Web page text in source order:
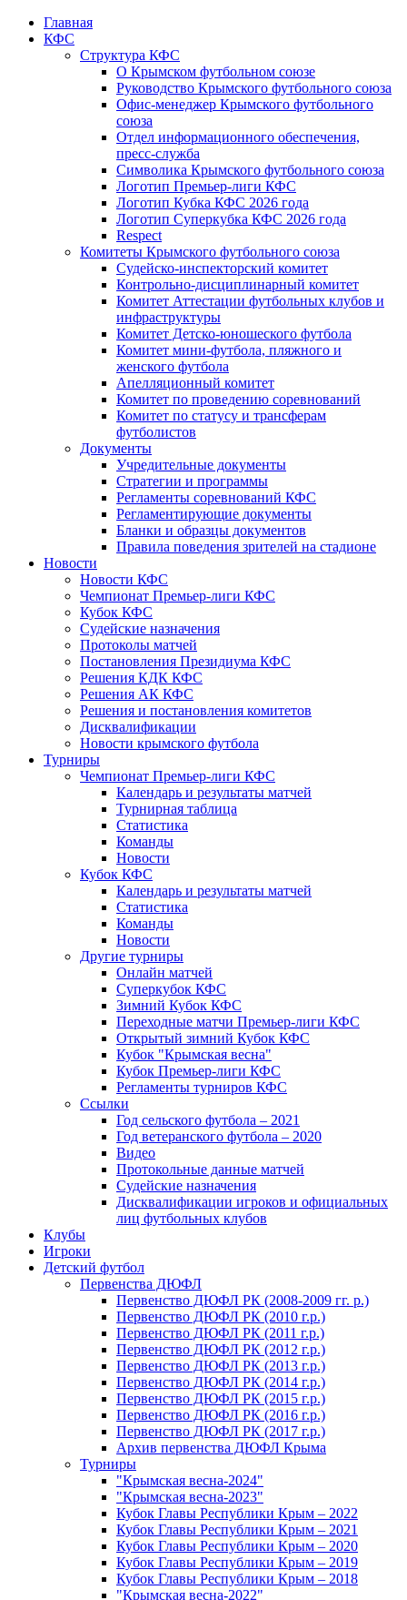
Главная
КФС
Структура КФС
О Крымском футбольном союзе
Руководство Крымского футбольного союза
Офис-менеджер Крымского футбольного
союза
Отдел информационного обеспечения,
пресс-служба
Символика Крымского футбольного союза
Логотип Премьер-лиги КФС
Логотип Кубка КФС 2026 года
Логотип Суперкубка КФС 2026 года
Respect
Комитеты Крымского футбольного союза
Судейско-инспекторский комитет
Контрольно-дисциплинарный комитет
Комитет Аттестации футбольных клубов и
инфраструктуры
Комитет Детско-юношеского футбола
Комитет мини-футбола, пляжного и
женского футбола
Апелляционный комитет
Комитет по проведению соревнований
Комитет по статусу и трансферам
футболистов
Документы
Учредительные документы
Стратегии и программы
Регламенты соревнований КФС
Регламентирующие документы
Бланки и образцы документов
Правила поведения зрителей на стадионе
Новости
Новости КФС
Чемпионат Премьер-лиги КФС
Кубок КФС
Судейские назначения
Протоколы матчей
Постановления Президиума КФС
Решения КДК КФС
Решения АК КФС
Решения и постановления комитетов
Дисквалификации
Новости крымского футбола
Турниры
Чемпионат Премьер-лиги КФС
Календарь и результаты матчей
Турнирная таблица
Статистика
Команды
Новости
Кубок КФС
Календарь и результаты матчей
Статистика
Команды
Новости
Другие турниры
Онлайн матчей
Суперкубок КФС
Зимний Кубок КФС
Переходные матчи Премьер-лиги КФС
Открытый зимний Кубок КФС
Кубок "Крымская весна"
Кубок Премьер-лиги КФС
Регламенты турниров КФС
Ссылки
Год сельского футбола – 2021
Год ветеранского футбола – 2020
Видео
Протокольные данные матчей
Судейские назначения
Дисквалификации игроков и официальных
лиц футбольных клубов
Клубы
Игроки
Детский футбол
Первенства ДЮФЛ
Первенство ДЮФЛ РК (2008-2009 гг. р.)
Первенство ДЮФЛ РК (2010 г.р.)
Первенство ДЮФЛ РК (2011 г.р.)
Первенство ДЮФЛ РК (2012 г.р.)
Первенство ДЮФЛ РК (2013 г.р.)
Первенство ДЮФЛ РК (2014 г.р.)
Первенство ДЮФЛ РК (2015 г.р.)
Первенство ДЮФЛ РК (2016 г.р.)
Первенство ДЮФЛ РК (2017 г.р.)
Архив первенства ДЮФЛ Крыма
Турниры
"Крымская весна-2024"
"Крымская весна-2023"
Кубок Главы Республики Крым – 2022
Кубок Главы Республики Крым – 2021
Кубок Главы Республики Крым – 2020
Кубок Главы Республики Крым – 2019
Кубок Главы Республики Крым – 2018
"Крымская весна-2022"